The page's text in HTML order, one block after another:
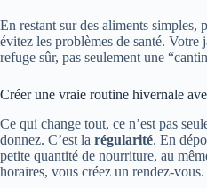
En restant sur des aliments simples,
évitez les problèmes de santé. Votre
refuge sûr, pas seulement une
Créer une vraie routine hivernale
Ce qui change tout, ce n’est pas
donnez. C’est la régularité. En
petite quantité de nourriture, au
horaires, vous créez un rendez-vous.